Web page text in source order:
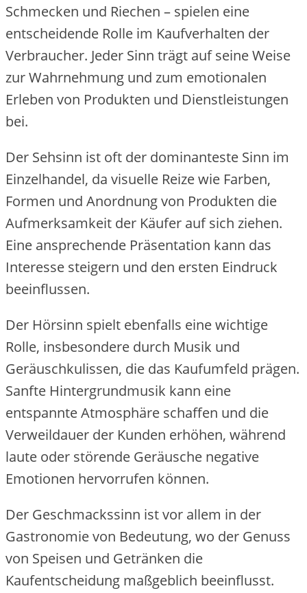
Schmecken und Riechen – spielen eine
entscheidende Rolle im Kaufverhalten der
Verbraucher. Jeder Sinn trägt auf seine Weise
zur Wahrnehmung und zum emotionalen
Erleben von Produkten und Dienstleistungen
bei.
Der Sehsinn ist oft der dominanteste Sinn im
Einzelhandel, da visuelle Reize wie Farben,
Formen und Anordnung von Produkten die
Aufmerksamkeit der Käufer auf sich ziehen.
Eine ansprechende Präsentation kann das
Interesse steigern und den ersten Eindruck
beeinflussen.
Der Hörsinn spielt ebenfalls eine wichtige
Rolle, insbesondere durch Musik und
Geräuschkulissen, die das Kaufumfeld prägen.
Sanfte Hintergrundmusik kann eine
entspannte Atmosphäre schaffen und die
Verweildauer der Kunden erhöhen, während
laute oder störende Geräusche negative
Emotionen hervorrufen können.
Der Geschmackssinn ist vor allem in der
Gastronomie von Bedeutung, wo der Genuss
von Speisen und Getränken die
Kaufentscheidung maßgeblich beeinflusst.